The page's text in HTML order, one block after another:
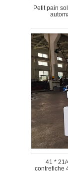
Petit pain
41 *
contrefiche